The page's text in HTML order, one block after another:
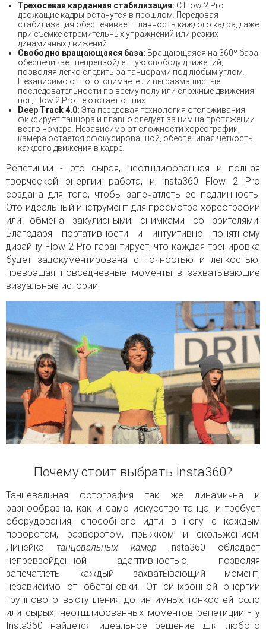
Трехосевая карданная стабилизация: С Flow 2 Pro
дрожащие кадры останутся в прошлом. Передовая
стабилизация обеспечивает плавность каждого кадра, даже
при съемке стремительных упражнений или резких
динамичных движений.
Свободно вращающаяся база: Вращающаяся на 360º база
обеспечивает непревзойденную свободу движений,
позволяя легко следить за танцорами под любым углом.
Независимо от того, снимаете ли вы размашистые
последовательности по всему полу или сложные движения
ног, Flow 2 Pro не отстает от них.
Deep Track 4.0: Эта передовая технология отслеживания
фиксирует танцора и плавно следует за ним на протяжении
всего номера. Независимо от сложности хореографии,
камера остается сфокусированной, обеспечивая четкость
каждого движения в кадре.
Репетиции - это сырая, неотшлифованная и полная
творческой энергии работа, и Insta360 Flow 2 Pro
создана для того, чтобы запечатлеть ее подлинность.
Это идеальный инструмент для просмотра хореографии
или обмена закулисными снимками со зрителями.
Благодаря портативности и интуитивно понятному
дизайну Flow 2 Pro гарантирует, что каждая тренировка
будет задокументирована с точностью и легкостью,
превращая повседневные моменты в захватывающие
визуальные истории.
Почему стоит выбрать Insta360?
Танцевальная фотография так же динамична и
разнообразна, как и само искусство танца, и требует
оборудования, способного идти в ногу с каждым
поворотом, разворотом, прыжком и скольжением.
Линейка танцевальных камер Insta360 обладает
непревзойденной адаптивностью, позволяя
запечатлеть каждый захватывающий момент,
независимо от обстановки. От синхронной энергии
группового выступления до интимных тонкостей соло
или сырых, неотшлифованных моментов репетиции - у
Insta360 найдется идеальное решение для любого